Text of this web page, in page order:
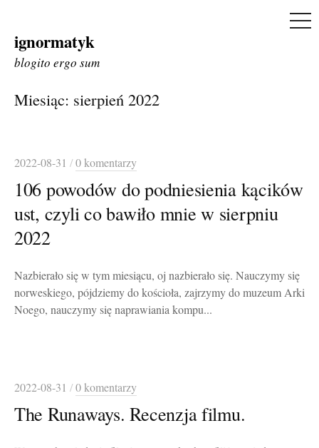
Skip
to
ignormatyk
blogito ergo sum
Miesiąc: sierpień 2022
2022-08-31 /0 komentarzy
106 powodów do podniesienia kącików
ust, czyli co bawiło mnie w sierpniu
2022
Nazbierało się w tym miesiącu, oj nazbierało się. Nauczymy się
norweskiego, pójdziemy do kościoła, zajrzymy do muzeum Arki
Noego, nauczymy się naprawiania kompu...
2022-08-31 /0 komentarzy
The Runaways. Recenzja filmu.